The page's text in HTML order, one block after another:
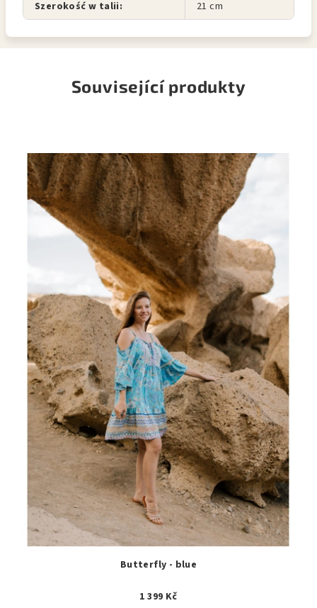
Szerokość w talii: 21 cm
Související produkty
Butterfly - blue
1 399 Kč